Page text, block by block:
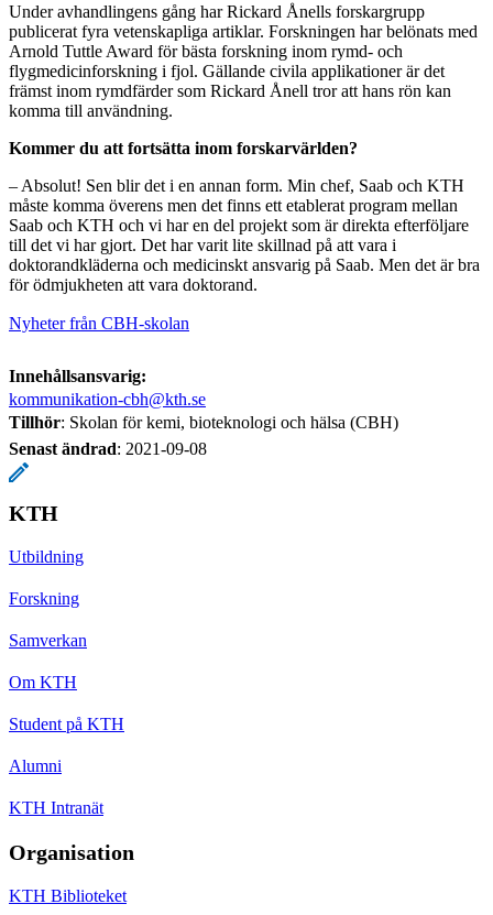
Under avhandlingens gång har Rickard Ånells forskargrupp
publicerat fyra vetenskapliga artiklar. Forskningen har belönats med
Arnold Tuttle Award för bästa forskning inom rymd- och
flygmedicinforskning i fjol. Gällande civila applikationer är det
främst inom rymdfärder som Rickard Ånell tror att hans rön kan
komma till användning.
Kommer du att fortsätta inom forskarvärlden?
– Absolut! Sen blir det i en annan form. Min chef, Saab och KTH
måste komma överens men det finns ett etablerat program mellan
Saab och KTH och vi har en del projekt som är direkta efterföljare
till det vi har gjort. Det har varit lite skillnad på att vara i
doktorandkläderna och medicinskt ansvarig på Saab. Men det är bra
för ödmjukheten att vara doktorand.
Nyheter från CBH-skolan
Innehållsansvarig:
kommunikation-cbh@kth.se
Tillhör: Skolan för kemi, bioteknologi och hälsa (CBH)
Senast ändrad: 2021-09-08
KTH
Utbildning
Forskning
Samverkan
Om KTH
Student på KTH
Alumni
KTH Intranät
Organisation
KTH Biblioteket